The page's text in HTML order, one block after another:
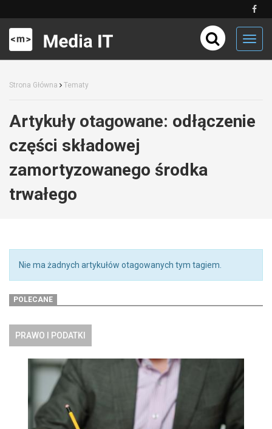
Strona Główna Tematy
Artykuły otagowane: odłączenie
części składowej
zamortyzowanego środka
trwałego
Nie ma żadnych artykułów otagowanych tym tagiem.
POLECANE
PRAWO I PODATKI